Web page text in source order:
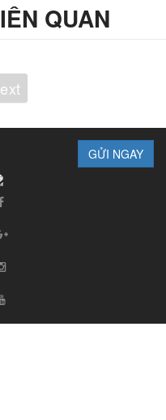
QUAN
GỬI NGAY